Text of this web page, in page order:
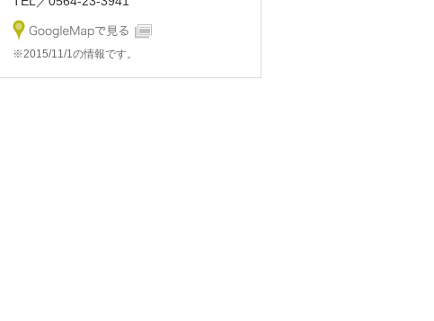
※2015/11/1の情報です。